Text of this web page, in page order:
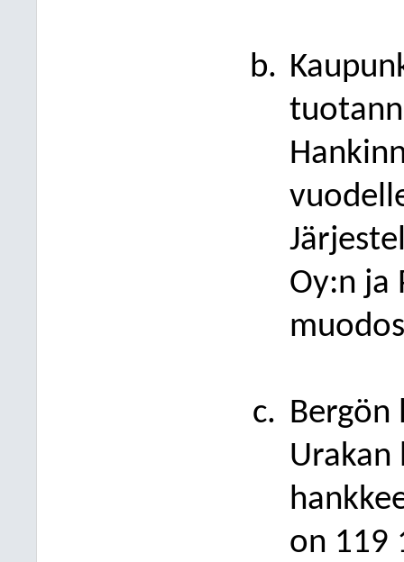
Oy:n ja
Urakan
on 119